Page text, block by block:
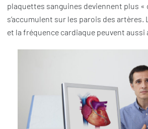
plaquettes sanguines deviennent plus «
s’accumulent sur les parois des
et la fréquence cardiaque peuvent aussi